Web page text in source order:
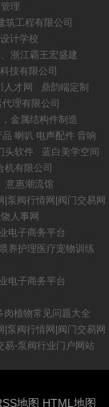
理
筑工程有限公司
计学校
浙江霸王宏盛建
技有限公司
才网
鼎韵端定制
理有限公司
金属结构件制造
喇叭 电声配件 音响
头软件
蓝白美学空间
机有限公司
意惠潮流馆
泵阀行情网|阀门交易网
人事网
电子商务平台
养护理医疗宠物训练
电子商务平台
肉植物常见问题大全
泵阀行情网|阀门交易网
易-泵阀行业门户网站
地图 HTML地图